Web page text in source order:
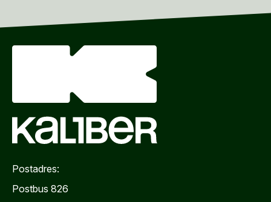
Postadres:
Postbus 826